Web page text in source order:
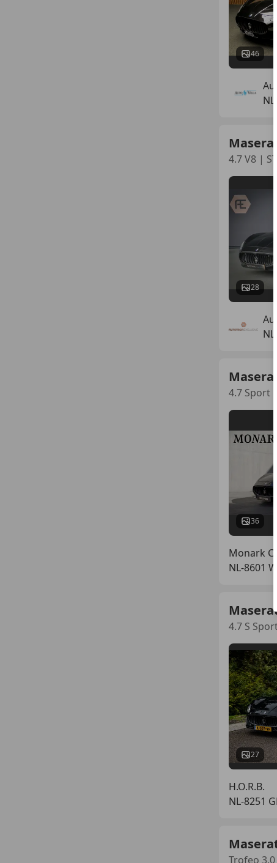
46
4.7 V8 |
28
4.7 Sport
36
Monark
NL-8601
4.7 S
27
H.O.R.B.
NL-8251
Trofeo